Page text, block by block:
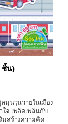
ชิ้น)
มุนวุ่นวายในเมือง
ใจ เพลิดเพลินกับ
มสร้างความคิด